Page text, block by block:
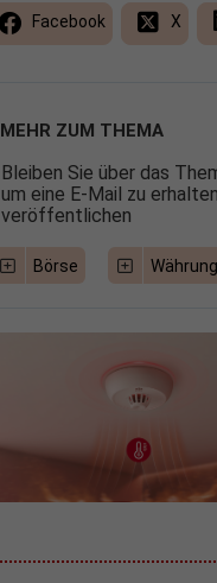
Facebook X
MEHR ZUM THEMA
Bleiben Sie über das
um eine E-Mail zu
veröffentlichen
Börse